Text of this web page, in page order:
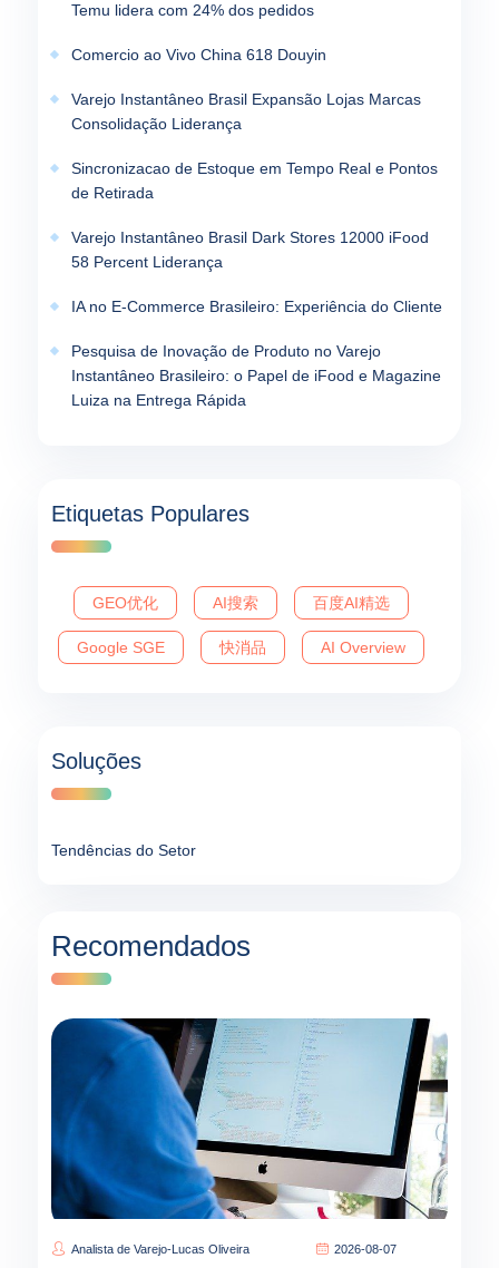
Temu lidera com 24% dos pedidos
Comercio ao Vivo China 618 Douyin
Varejo Instantâneo Brasil Expansão Lojas Marcas
Consolidação Liderança
Sincronizacao de Estoque em Tempo Real e Pontos
de Retirada
Varejo Instantâneo Brasil Dark Stores 12000 iFood
58 Percent Liderança
IA no E-Commerce Brasileiro: Experiência do Cliente
Pesquisa de Inovação de Produto no Varejo
Instantâneo Brasileiro: o Papel de iFood e Magazine
Luiza na Entrega Rápida
Etiquetas Populares
GEO优化 AI搜索 百度AI精选
Google SGE 快消品 AI Overview
Soluções
Tendências do Setor
Recomendados
Analista de Varejo-Lucas Oliveira 2026-08-07